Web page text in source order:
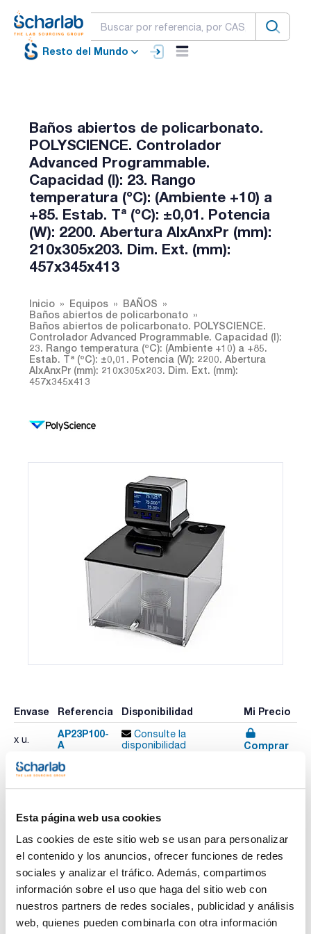
Esta página web usa cookies
Las cookies de este sitio web se usan para personalizar
el contenido y los anuncios, ofrecer funciones de redes
sociales y analizar el tráfico. Además, compartimos
información sobre el uso que haga del sitio web con
nuestros partners de redes sociales, publicidad y análisis
web, quienes pueden combinarla con otra información
Resto del Mundo
Baños abiertos de policarbonato.
POLYSCIENCE. Controlador
Advanced Programmable.
Capacidad (l): 23. Rango
temperatura (ºC): (Ambiente +10) a
+85. Estab. Tª (ºC): ±0,01. Potencia
(W): 2200. Abertura AlxAnxPr (mm):
210x305x203. Dim. Ext. (mm):
457x345x413
Inicio Equipos
BAÑOS
Baños abiertos de policarbonato
Baños abiertos de policarbonato. POLYSCIENCE.
Controlador Advanced Programmable. Capacidad (l):
23. Rango temperatura (ºC): (Ambiente +10) a +85.
Estab. Tª (ºC): ±0,01. Potencia (W): 2200. Abertura
AlxAnxPr (mm): 210x305x203. Dim. Ext. (mm):
457x345x413
Envase Referencia Disponibilidad Mi Precio
x u.
AP23P100-
A
Consulte la
disponibilidad
Comprar
producto
Capacidad (l) : 23
Rango temperatura (ºC) : (Ambiente +10) a +85
Potencia (W) : 2200
Abertura AlxAnxPr (mm) : 210x305x203
Pack (u.) : 1
Admite temperaturas de líquido de hasta 85°C.
Ver más